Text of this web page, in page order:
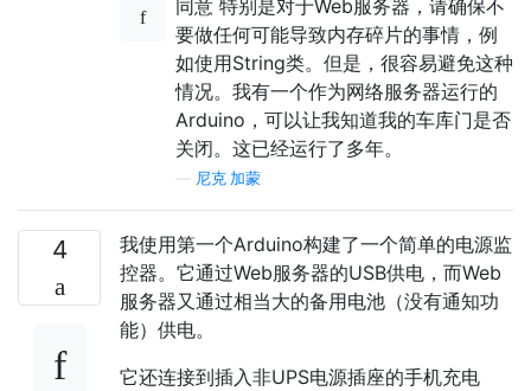
同意 特别是对于Web服务器，请确保不
要做任何可能导致内存碎片的事情，例
如使用String类。但是，很容易避免这种
情况。我有一个作为网络服务器运行的
Arduino，可以让我知道我的车库门是否
关闭。这已经运行了多年。
尼克·加蒙
4
我使用第一个Arduino构建了一个简单的电源监
控器。它通过Web服务器的USB供电，而Web
服务器又通过相当大的备用电池（没有通知功
能）供电。
它还连接到插入非UPS电源插座的手机充电